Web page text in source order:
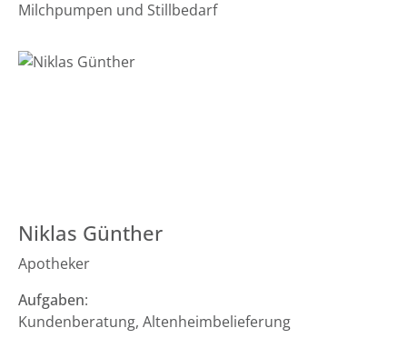
Milchpumpen und Stillbedarf
Niklas Günther
Apotheker
Aufgaben:
Kundenberatung, Altenheimbelieferung